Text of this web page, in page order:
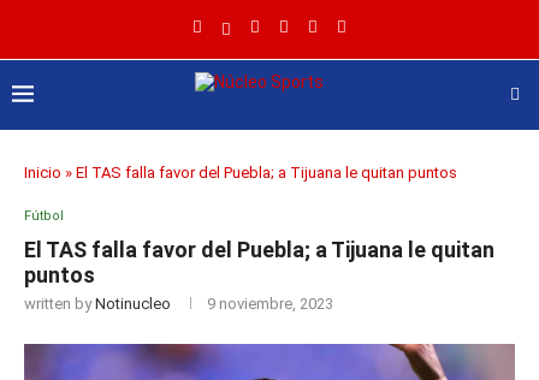
Inicio » El TAS falla favor del Puebla; a Tijuana le quitan puntos
Fútbol
El TAS falla favor del Puebla; a Tijuana le quitan
puntos
written byNotinucleo 9 noviembre, 2023